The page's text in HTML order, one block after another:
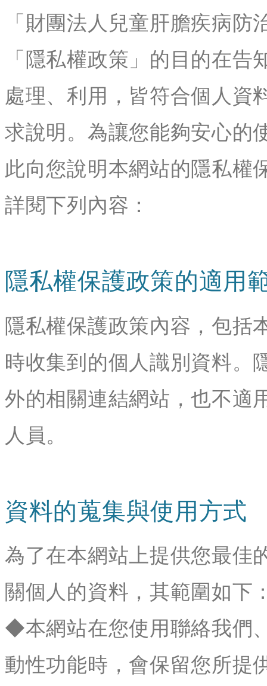
「財團法人兒童肝膽疾病
「隱私權政策」的目的在
處理、利用，皆符合個人資
求說明。為讓您能夠安心的
此向您說明本網站的隱私權
詳閱下列內容：
隱私權保護政策的適用
隱私權保護政策內容，包括
時收集到的個人識別資料。
外的相關連結網站，也不適
人員。
資料的蒐集與使用方式
為了在本網站上提供您最佳
關個人的資料，其範圍如下
◆本網站在您使用聯絡我們
動性功能時，會保留您所